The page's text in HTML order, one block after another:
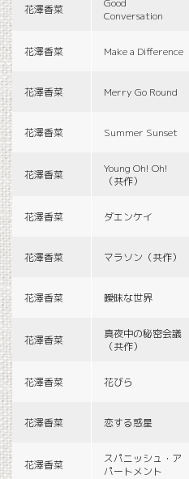
花澤香菜
Good
Conversation
花澤香菜 Make a Difference
花澤香菜 Merry Go Round
花澤香菜 Summer Sunset
花澤香菜
Young Oh! Oh!
（共作）
花澤香菜 ダエンケイ
花澤香菜 マラソン（共作）
花澤香菜 曖昧な世界
花澤香菜
真夜中の秘密会議
（共作）
花澤香菜 花びら
花澤香菜 恋する惑星
花澤香菜
スパニッシュ・ア
パートメント